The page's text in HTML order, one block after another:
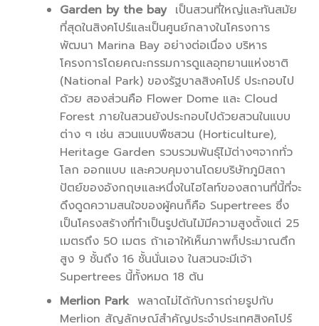
Garden by the bayเป็นสวนที่ใหญ่และทันสมัย
ที่สุดในสิงคโปร์และเป็นศูนย์กลางในโครงการ
พัฒนา Marina Bay อย่างต่อเนื่อง บริหาร
โครงการโดยคณะกรรมการดูแลอุทยานแห่งชาติ
(National Park) ของรัฐบาลสิงคโปร์ ประกอบไป
ด้วย สองส่วนคือ Flower Dome และ Cloud
Forest ภายในสวนยังประกอบไปด้วยสวนในแบบ
ต่าง ๆ เช่น สวนแบบพืชสวน (Horticulture),
Heritage Garden รวบรวมพันธุ์ไม้ต่างๆจากทั่ว
โลก ออกแบบ และควบคุมงานโดยบริษัทภูมิสถา
ปัตย์ของอังกฤษและหนึ่งในไฮไลท์ของสถานที่นี้ที่จะ
ดึงดูดความสนใจของผู้คนก็คือ Supertrees ซึ่ง
เป็นโครงสร้างที่ทำเป็นรูปต้นไม้มีความสูงตั้งแต่ 25
เมตรถึง 50 เมตร ถ้าเอาให้เห็นภาพก็ประมาณตึก
สูง 9 ชั้นถึง 16 ชั้นนั่นเอง ในสวนจะมีเจ้า
Supertrees นี้ทั้งหมด 18 ต้น
Merlion Park พลาดไม่ได้กับการถ่ายรูปกับ
Merlion สัญลักษณ์สำคัญประจำประเทศสิงคโปร์